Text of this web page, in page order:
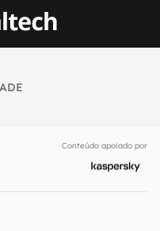
Conteúdo apoiado por
em primeira